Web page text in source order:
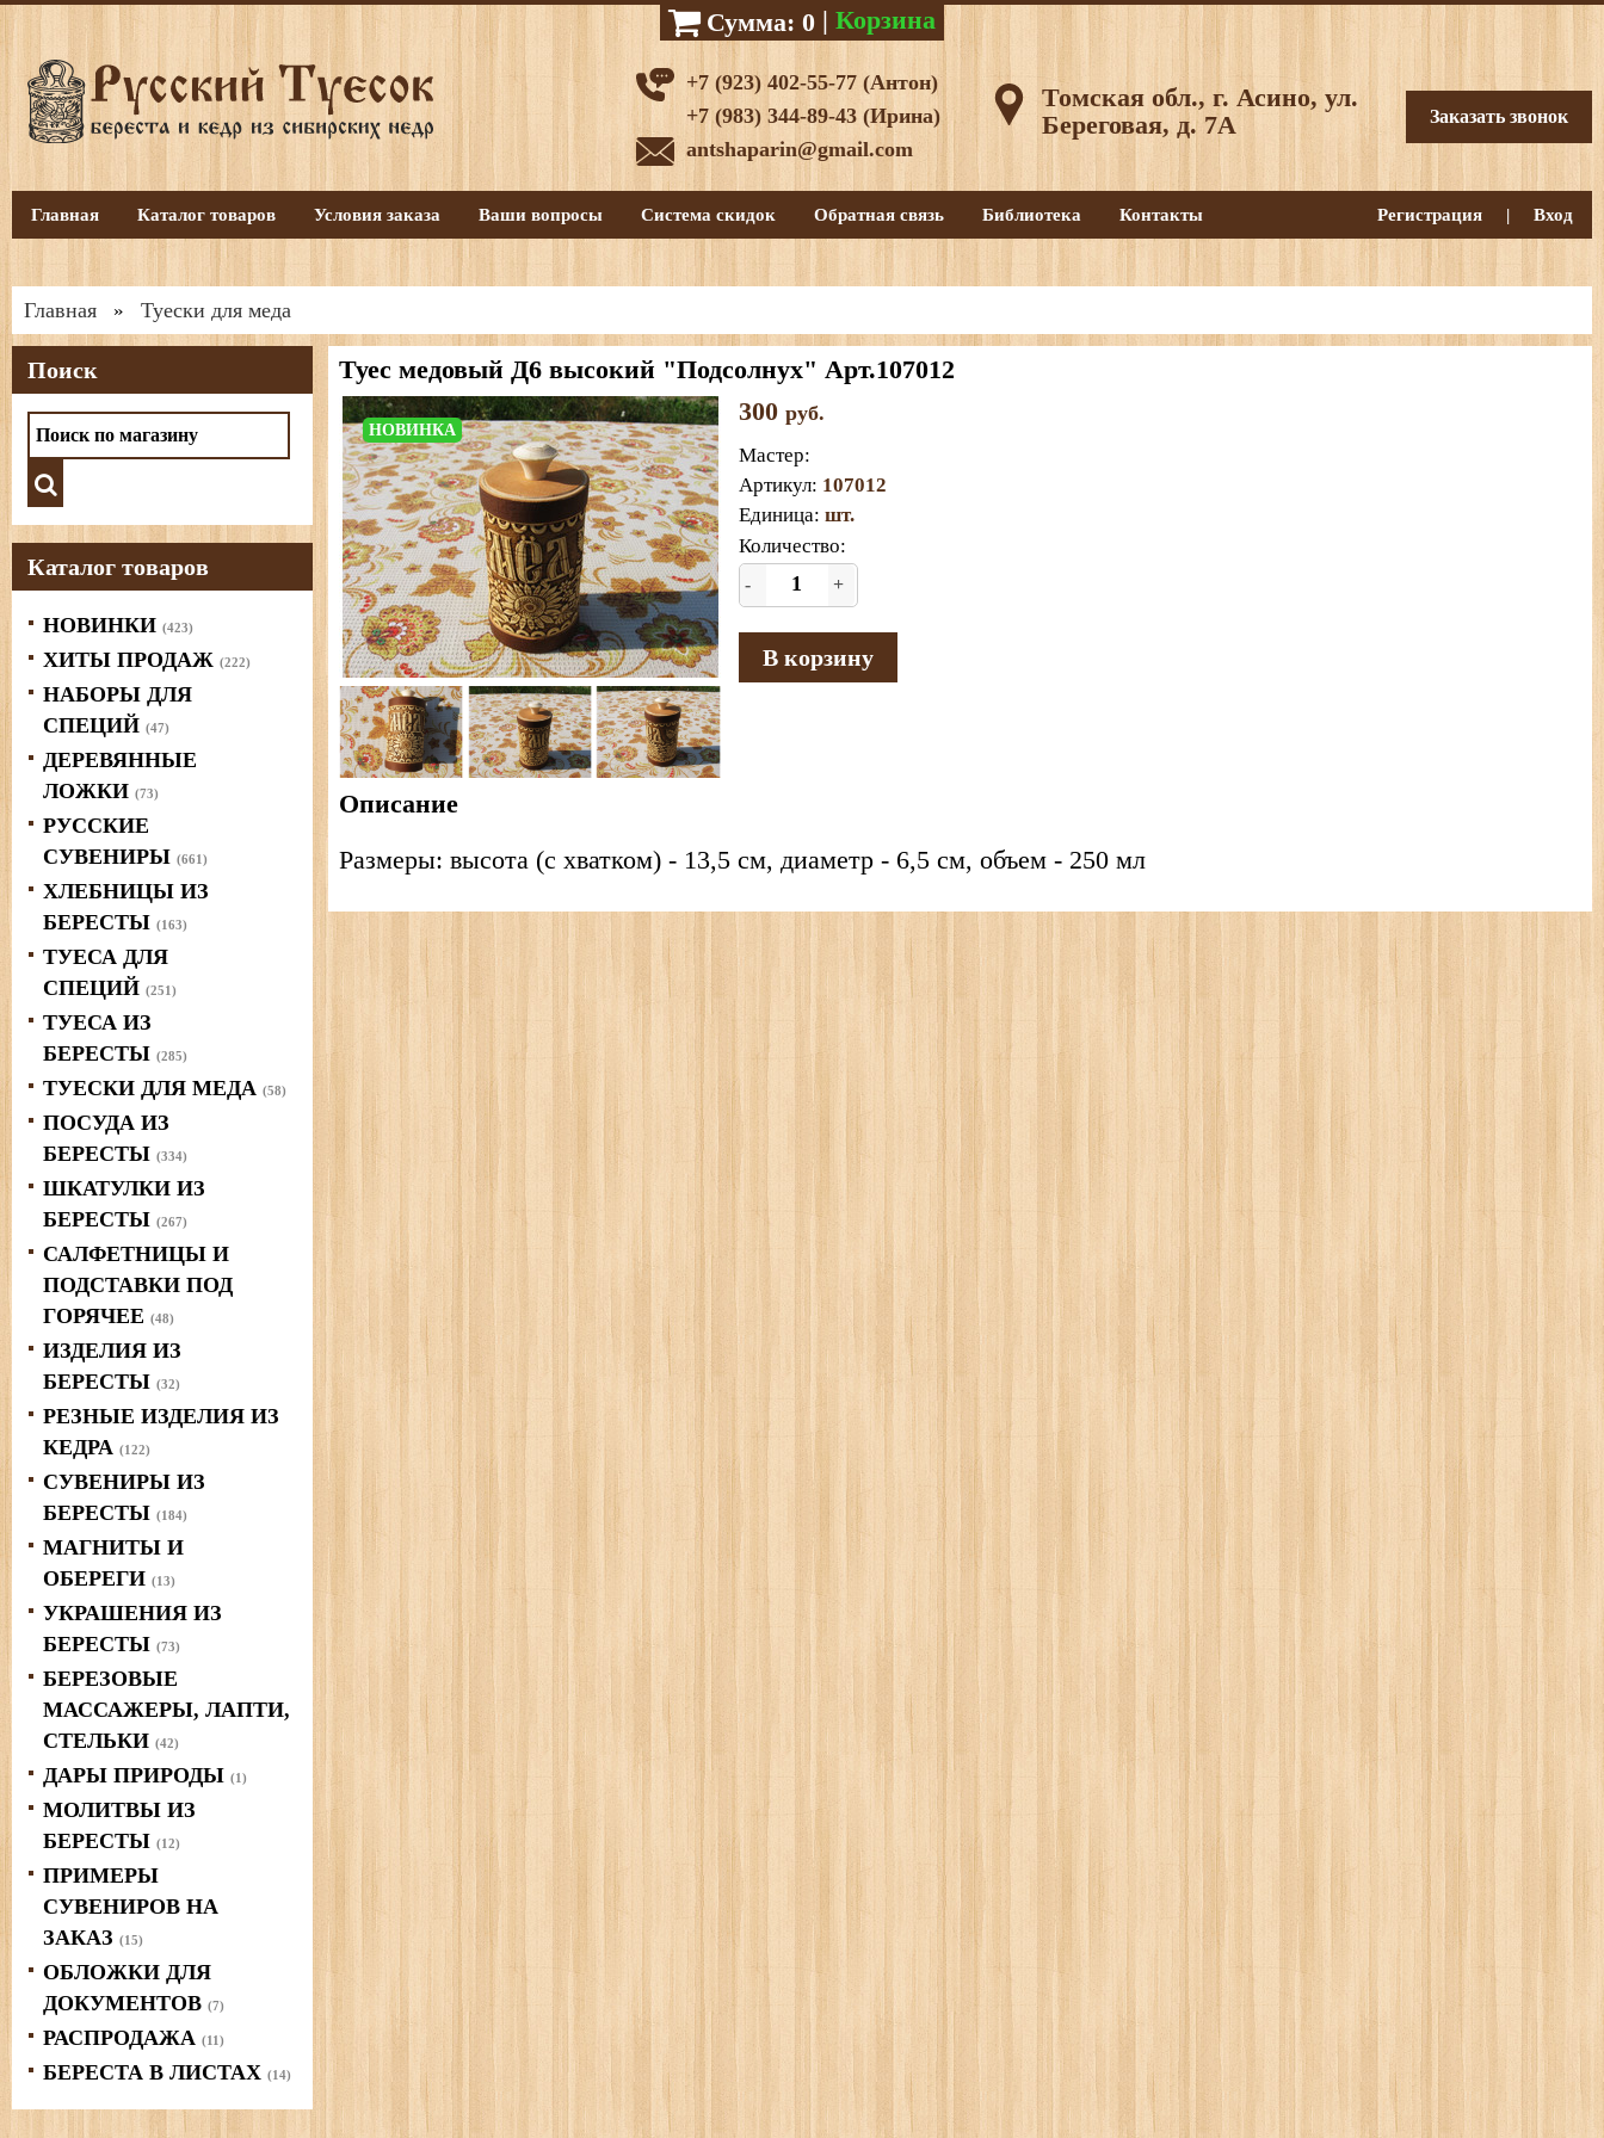
Сумма: 0 | Корзина
Главная Каталог товаров Условия заказа Ваши вопросы Система скидок Обратная связь Библиотека Контакты Регистрация | Вход
+7 (923) 402-55-77 (Антон)
+7 (983) 344-89-43 (Ирина)
antshaparin@gmail.com
Томская обл., г. Асино, ул.
Береговая, д. 7А
Заказать звонок
Главная » Туески для меда
Туес медовый Д6 высокий "Подсолнух" Арт.107012
НОВИНКА
300 руб.
Мастер:
Артикул: 107012
Единица: шт.
Количество:
- +
В корзину
Описание
Размеры: высота (с хватком) - 13,5 см, диаметр - 6,5 см, объем - 250 мл
Поиск
Каталог товаров
НОВИНКИ (423)
ХИТЫ ПРОДАЖ (222)
НАБОРЫ ДЛЯ
СПЕЦИЙ (47)
ДЕРЕВЯННЫЕ
ЛОЖКИ (73)
РУССКИЕ
СУВЕНИРЫ (661)
ХЛЕБНИЦЫ ИЗ
БЕРЕСТЫ (163)
ТУЕСА ДЛЯ
СПЕЦИЙ (251)
ТУЕСА ИЗ
БЕРЕСТЫ (285)
ТУЕСКИ ДЛЯ МЕДА (58)
ПОСУДА ИЗ
БЕРЕСТЫ (334)
ШКАТУЛКИ ИЗ
БЕРЕСТЫ (267)
САЛФЕТНИЦЫ И
ПОДСТАВКИ ПОД
ГОРЯЧЕЕ (48)
ИЗДЕЛИЯ ИЗ
БЕРЕСТЫ (32)
РЕЗНЫЕ ИЗДЕЛИЯ ИЗ
КЕДРА (122)
СУВЕНИРЫ ИЗ
БЕРЕСТЫ (184)
МАГНИТЫ И
ОБЕРЕГИ (13)
УКРАШЕНИЯ ИЗ
БЕРЕСТЫ (73)
БЕРЕЗОВЫЕ
МАССАЖЕРЫ, ЛАПТИ,
СТЕЛЬКИ (42)
ДАРЫ ПРИРОДЫ (1)
МОЛИТВЫ ИЗ
БЕРЕСТЫ (12)
ПРИМЕРЫ
СУВЕНИРОВ НА
ЗАКАЗ (15)
ОБЛОЖКИ ДЛЯ
ДОКУМЕНТОВ (7)
РАСПРОДАЖА (11)
БЕРЕСТА В ЛИСТАХ (14)